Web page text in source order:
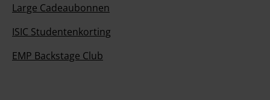
Large Cadeaubonnen
ISIC Studentenkorting
EMP Backstage Club